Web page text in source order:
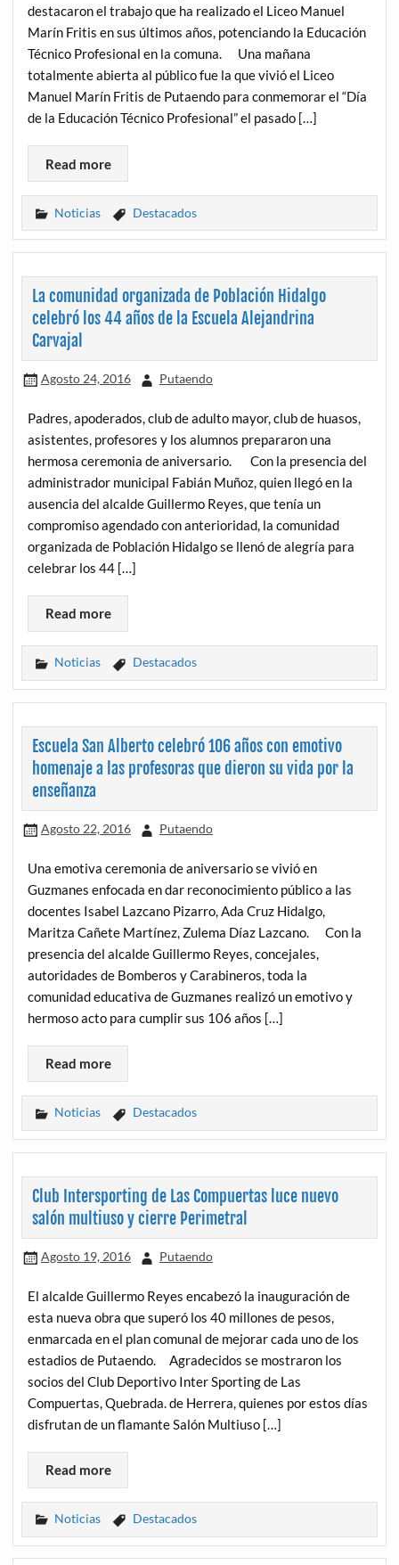
destacaron el trabajo que ha realizado el Liceo Manuel
Marín Fritis en sus últimos años, potenciando la Educación
Técnico Profesional en la comuna. Una mañana
totalmente abierta al público fue la que vivió el Liceo
Manuel Marín Fritis de Putaendo para conmemorar el “Día
de la Educación Técnico Profesional” el pasado […]
Read more
Noticias Destacados
La comunidad organizada de Población Hidalgo
celebró los 44 años de la Escuela Alejandrina
Carvajal
Agosto 24, 2016 Putaendo
Padres, apoderados, club de adulto mayor, club de huasos,
asistentes, profesores y los alumnos prepararon una
hermosa ceremonia de aniversario. Con la presencia del
administrador municipal Fabián Muñoz, quien llegó en la
ausencia del alcalde Guillermo Reyes, que tenía un
compromiso agendado con anterioridad, la comunidad
organizada de Población Hidalgo se llenó de alegría para
celebrar los 44 […]
Read more
Noticias Destacados
Escuela San Alberto celebró 106 años con emotivo
homenaje a las profesoras que dieron su vida por la
enseñanza
Agosto 22, 2016 Putaendo
Una emotiva ceremonia de aniversario se vivió en
Guzmanes enfocada en dar reconocimiento público a las
docentes Isabel Lazcano Pizarro, Ada Cruz Hidalgo,
Maritza Cañete Martínez, Zulema Díaz Lazcano. Con la
presencia del alcalde Guillermo Reyes, concejales,
autoridades de Bomberos y Carabineros, toda la
comunidad educativa de Guzmanes realizó un emotivo y
hermoso acto para cumplir sus 106 años […]
Read more
Noticias Destacados
Club Intersporting de Las Compuertas luce nuevo
salón multiuso y cierre Perimetral
Agosto 19, 2016 Putaendo
El alcalde Guillermo Reyes encabezó la inauguración de
esta nueva obra que superó los 40 millones de pesos,
enmarcada en el plan comunal de mejorar cada uno de los
estadios de Putaendo. Agradecidos se mostraron los
socios del Club Deportivo ‪‎Inter Sporting de Las
Compuertas, Quebrada. de Herrera, quienes por estos días
disfrutan de un flamante Salón Multiuso […]
Read more
Noticias Destacados